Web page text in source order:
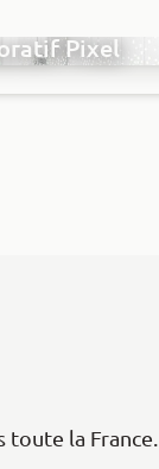
Pixel
toute la France.